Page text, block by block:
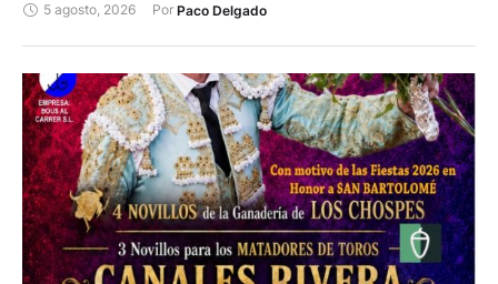
5 agosto, 2026 Por Paco Delgado